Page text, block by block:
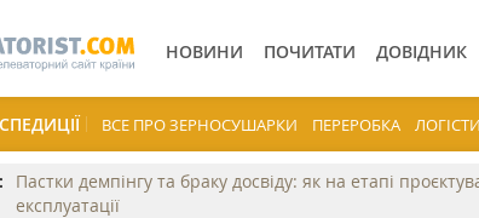
НОВИНИ ПОЧИТАТИ ДОВІДНИК
ВСЕ ПРО ЗЕРНОСУШАРКИ ПЕРЕРОБКА
Пастки демпінгу та браку досвіду: як на етапі
експлуатації